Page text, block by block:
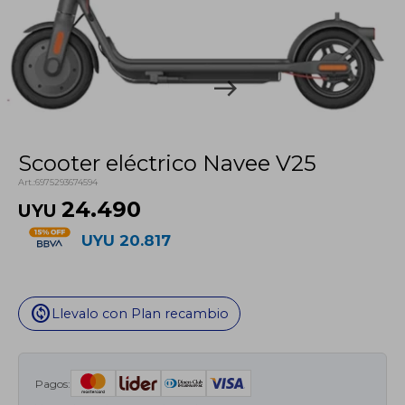
Scooter eléctrico Navee V25
6975293674594
UYU 24.490
UYU 20.817
change_circle Llevalo con Plan recambio
Pagos: